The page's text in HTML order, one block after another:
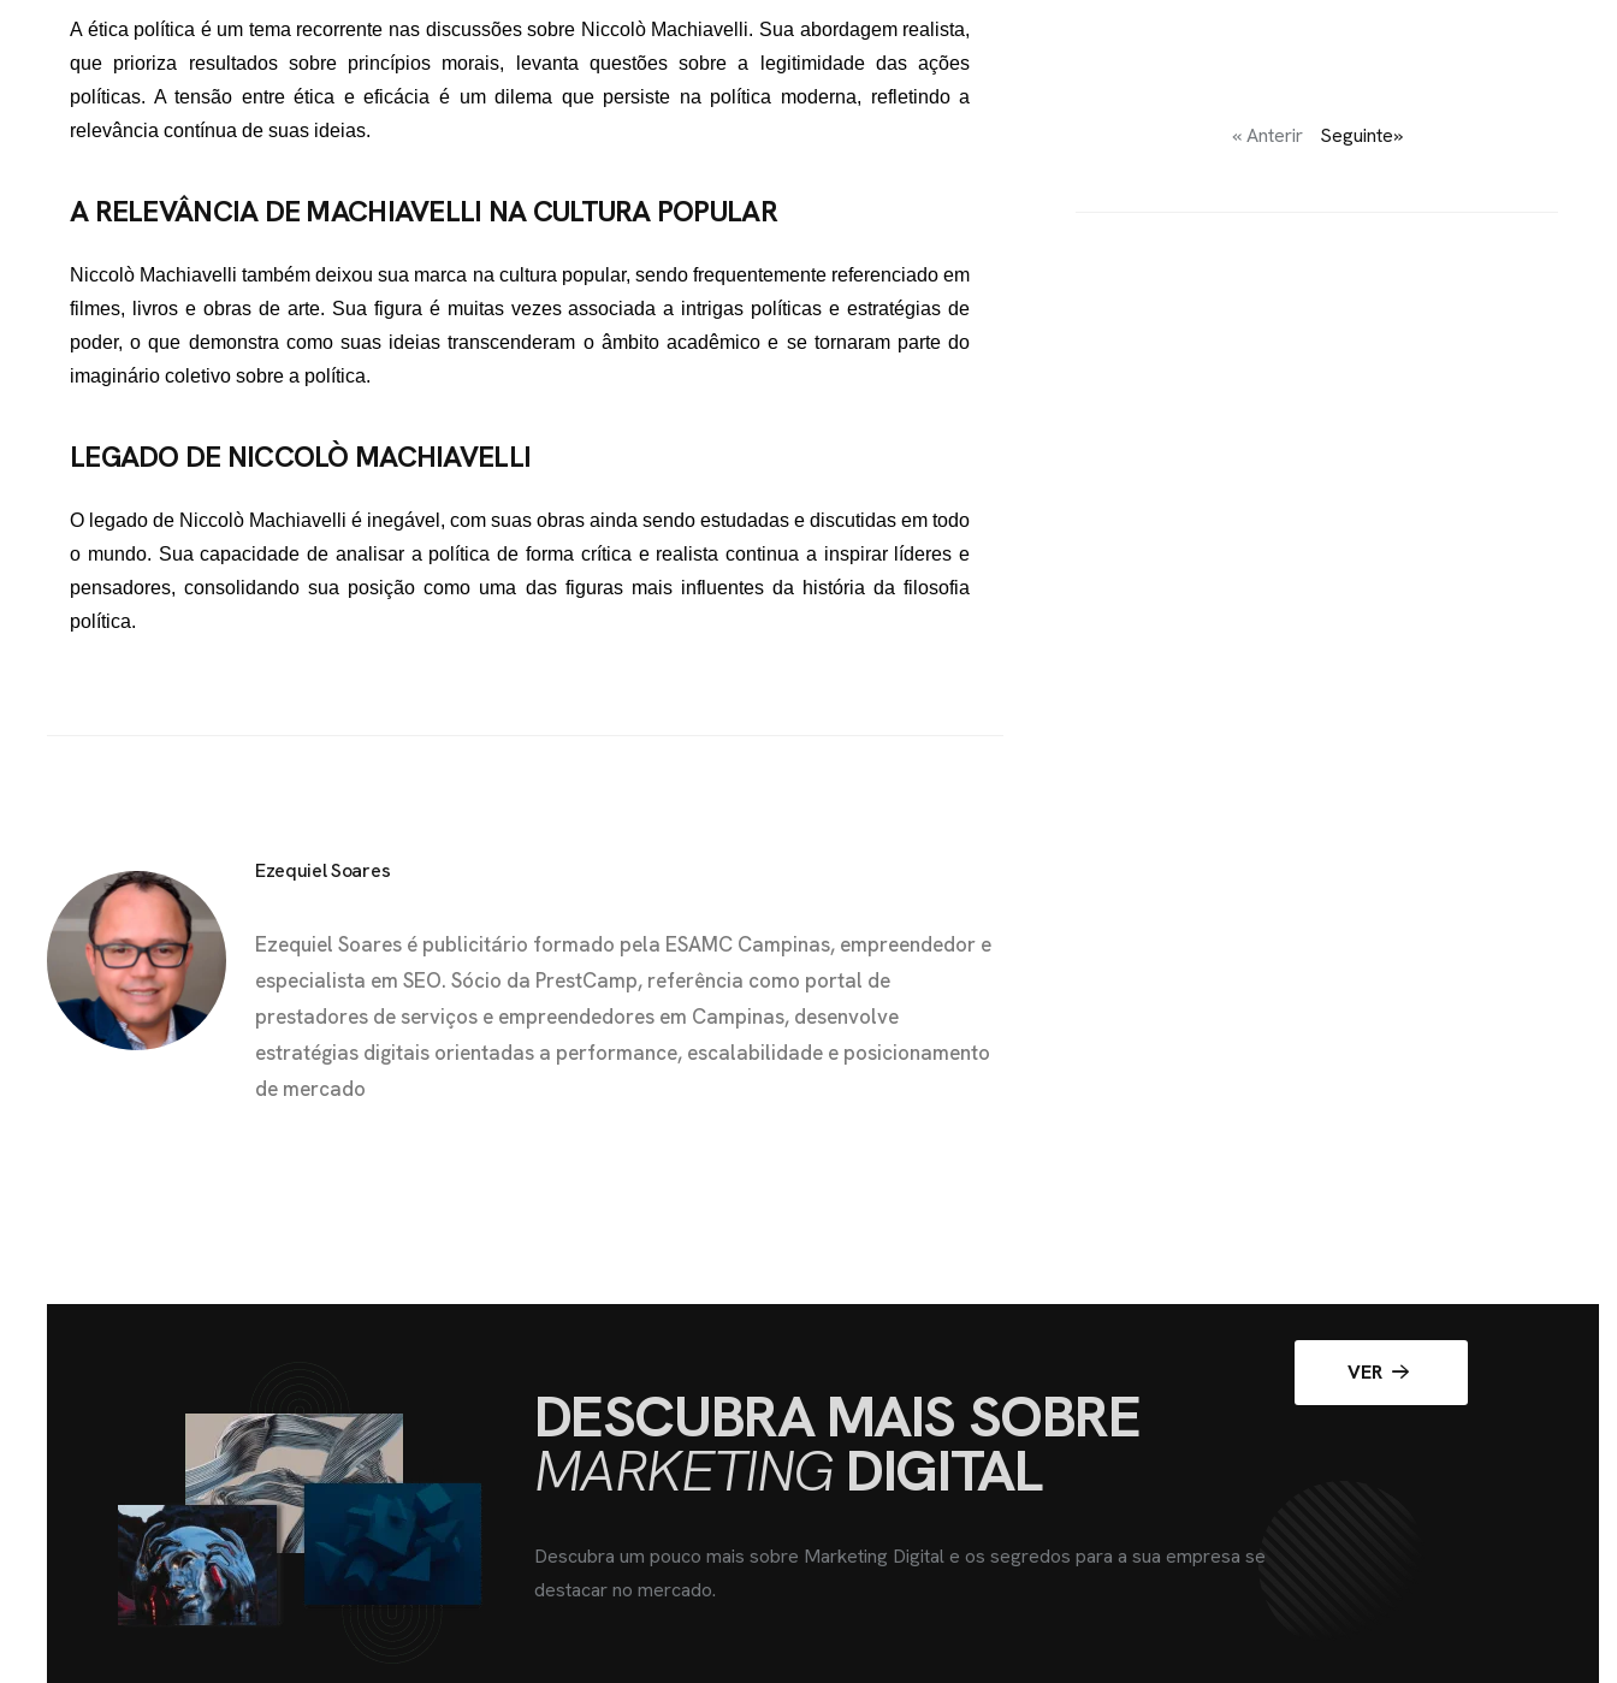
NÓS
A ética política é um tema recorrente nas discussões sobre Niccolò Machiavelli. Sua abordagem realista,
que prioriza resultados sobre princípios morais, levanta questões sobre a legitimidade das ações
políticas. A tensão entre ética e eficácia é um dilema que persiste na política moderna, refletindo a
relevância contínua de suas ideias.
A RELEVÂNCIA DE MACHIAVELLI NA CULTURA POPULAR
Niccolò Machiavelli também deixou sua marca na cultura popular, sendo frequentemente referenciado em
filmes, livros e obras de arte. Sua figura é muitas vezes associada a intrigas políticas e estratégias de
poder, o que demonstra como suas ideias transcenderam o âmbito acadêmico e se tornaram parte do
imaginário coletivo sobre a política.
LEGADO DE NICCOLÒ MACHIAVELLI
O legado de Niccolò Machiavelli é inegável, com suas obras ainda sendo estudadas e discutidas em todo
o mundo. Sua capacidade de analisar a política de forma crítica e realista continua a inspirar líderes e
pensadores, consolidando sua posição como uma das figuras mais influentes da história da filosofia
política.
Ezequiel Soares
Ezequiel Soares é publicitário formado pela ESAMC Campinas, empreendedor e
especialista em SEO. Sócio da PrestCamp, referência como portal de
prestadores de serviços e empreendedores em Campinas, desenvolve
estratégias digitais orientadas a performance, escalabilidade e posicionamento
de mercado
« Anterir Seguinte»
DESCUBRA MAIS SOBRE
MARKETING DIGITAL
Descubra um pouco mais sobre Marketing Digital e os segredos para a sua empresa se
destacar no mercado.
VER